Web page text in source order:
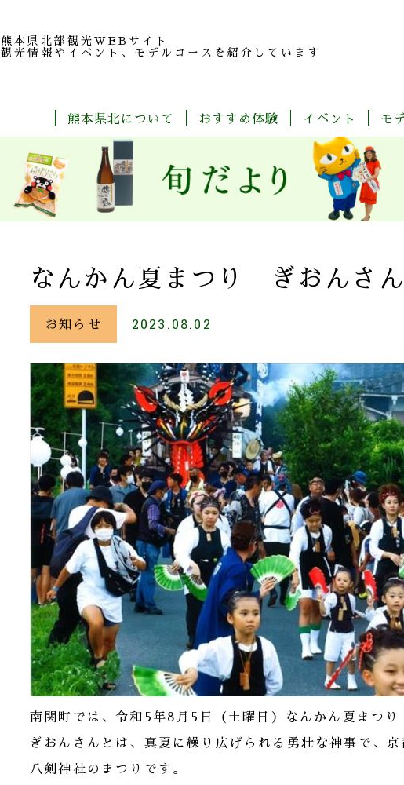
熊本県北部観光 WEBサイト
観光情報やイベント、モデルコースを紹介しています
熊本県北について
旬
だ
よ
り
品
紹
おすすめ体験
イベント
春
夏
秋 冬
モ
なんかん夏まつり ぎおんさ
お知らせ 2023.08.02
南関町では、令和5年8月5日（土曜日）なんかん夏まつ
ぎおんさんとは、 真夏に繰り広げられる勇壮な神事で、
八剣神社のまつりです。